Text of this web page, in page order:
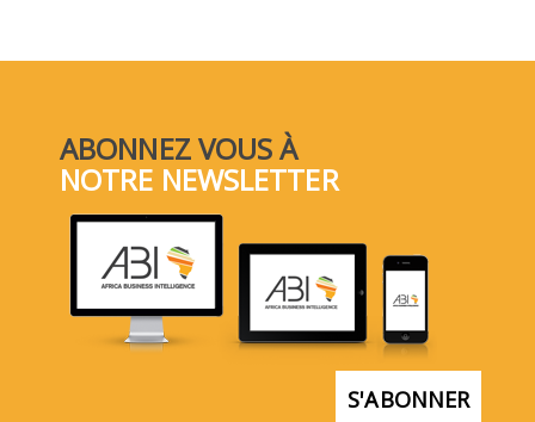
ABONNEZ VOUS À
NOTRE NEWSLETTER
S'ABONNER